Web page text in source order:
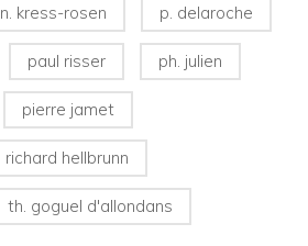
n. kress-rosen p. delaroche
paul risser ph. julien
pierre jamet
richard hellbrunn
th. goguel d'allondans